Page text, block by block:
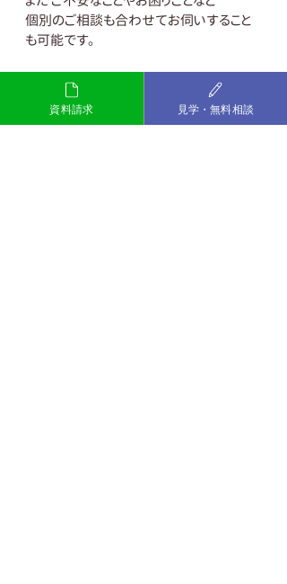
個別のご相談も合わせてお伺いすること
も可能です。
どうぞお気軽にお問い合わせください。
～お互いの違いを認め合い、
資料請求 見学・無料相談